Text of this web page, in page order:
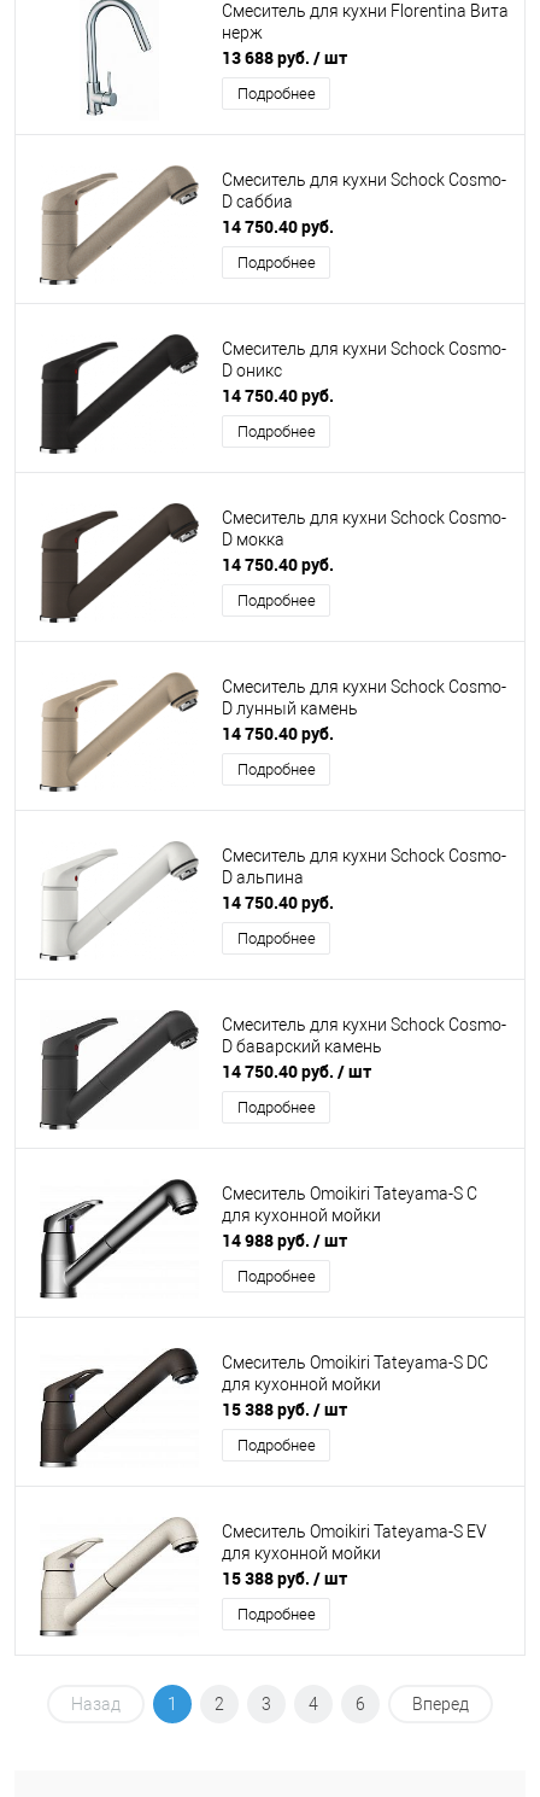
Смеситель для кухни Florentina Вита
нерж
13 688 руб. / шт
Подробнее
Смеситель для кухни Schock Cosmo-
D саббиа
14 750.40 руб.
Подробнее
Смеситель для кухни Schock Cosmo-
D оникс
14 750.40 руб.
Подробнее
Смеситель для кухни Schock Cosmo-
D мокка
14 750.40 руб.
Подробнее
Смеситель для кухни Schock Cosmo-
D лунный камень
14 750.40 руб.
Подробнее
Смеситель для кухни Schock Cosmo-
D альпина
14 750.40 руб.
Подробнее
Смеситель для кухни Schock Cosmo-
D баварский камень
14 750.40 руб. / шт
Подробнее
Смеситель Omoikiri Tateyama-S C
для кухонной мойки
14 988 руб. / шт
Подробнее
Смеситель Omoikiri Tateyama-S DC
для кухонной мойки
15 388 руб. / шт
Подробнее
Смеситель Omoikiri Tateyama-S EV
для кухонной мойки
15 388 руб. / шт
Подробнее
Назад 1 2 3 4 6 Вперед